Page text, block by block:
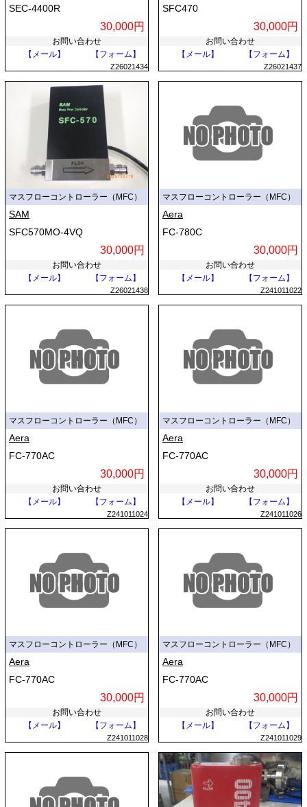
脱炭素技術に関連した水素ガスの流量制御など、新エネルギー分野への
応用も広がっています。
SEC-4400R
30,000円
お問い合わせ
【メール】
【フォーム】
Z26021434
SFC470
30,000円
お問い合わせ
【メール】
【フォーム】
Z26021437
マスフローコントローラー（MFC）
SAM
SFC570MO-4VQ
30,000円
お問い合わせ
【メール】
【フォーム】
Z26021438
マスフローコントローラー（MFC）
Aera
FC-780C
30,000円
お問い合わせ
【メール】
【フォーム】
Z241011022
マスフローコントローラー（MFC）
Aera
FC-770AC
30,000円
お問い合わせ
【メール】
【フォーム】
Z241011024
マスフローコントローラー（MFC）
Aera
FC-770AC
30,000円
お問い合わせ
【メール】
【フォーム】
Z241011026
マスフローコントローラー（MFC）
Aera
FC-770AC
30,000円
お問い合わせ
【メール】
【フォーム】
Z241011028
マスフローコントローラー（MFC）
Aera
FC-770AC
30,000円
お問い合わせ
【メール】
【フォーム】
Z241011029